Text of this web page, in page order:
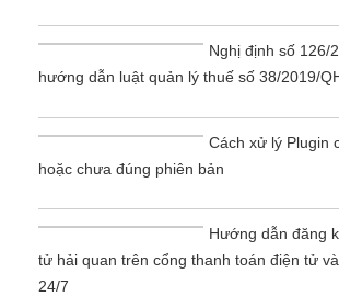
Nghị định số 126/
hướng dẫn luật quản lý thuế số 38/2019/
Cách xử lý Plugin
hoặc chưa đúng phiên bản
Hướng dẫn đăng
tử hải quan trên cổng thanh toán điện tử
24/7